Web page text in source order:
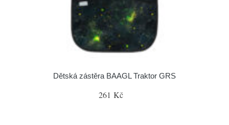
Dětská zástěra BAAGL Traktor GRS
261 Kč